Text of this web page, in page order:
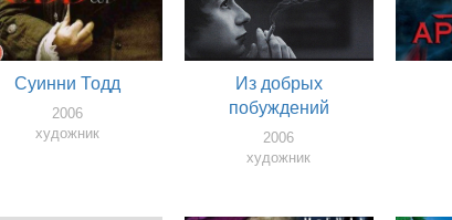
Суинни Тодд
2006
художник
Из добрых
побуждений
2006
художник